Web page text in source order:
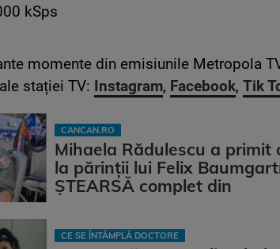
kSps
momente din emisiunile Metropola
stației TV: Instagram, Facebook, Tik
CANCAN.RO
Mihaela Rădulescu a primit
la părinții lui Felix
ȘTEARSĂ complet din
CE SE ÎNTÂMPLĂ DOCTORE